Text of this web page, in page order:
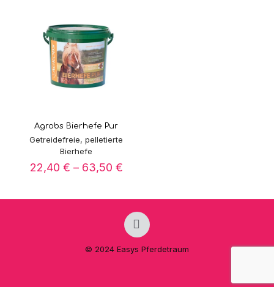
Agrobs Bierhefe Pur
Getreidefreie, pelletierte
Bierhefe
22,40 € – 63,50 €Preisspanne:
63,50 €
© 2024 Easys Pferdetraum